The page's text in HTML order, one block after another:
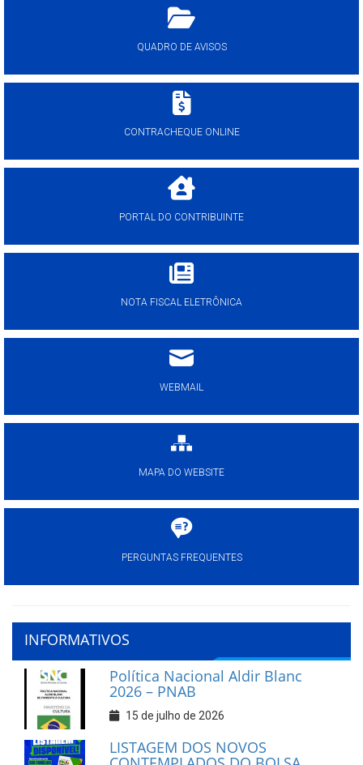
QUADRO DE AVISOS
CONTRACHEQUE ONLINE
PORTAL DO CONTRIBUINTE
NOTA FISCAL ELETRÔNICA
WEBMAIL
MAPA DO WEBSITE
PERGUNTAS FREQUENTES
INFORMATIVOS
Política Nacional Aldir Blanc
2026 – PNAB
15 de julho de 2026
LISTAGEM DOS NOVOS